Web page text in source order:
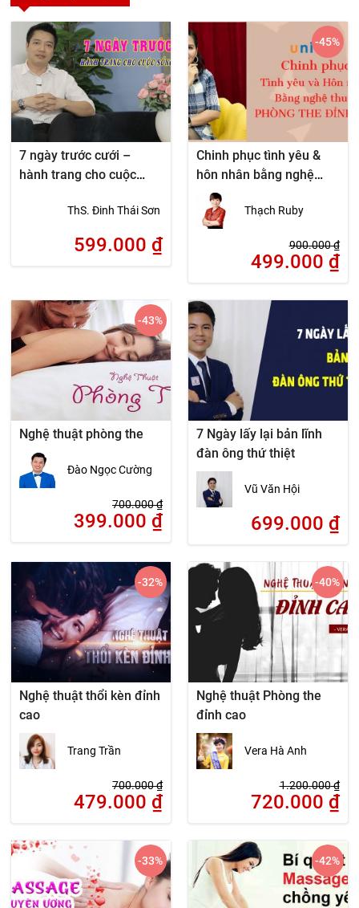
7 ngày trước cưới –
hành trang cho cuộc
ThS. Đinh Thái Sơn
599.000 ₫
Chinh phục tình yêu &
hôn nhân bằng nghệ
thuật phòng the đỉnh
cao
Thạch Ruby
900.000₫
499.000 ₫
-45%
Nghệ thuật phòng the
Đào Ngọc Cường
700.000₫
399.000 ₫
-43%
7 Ngày lấy lại bản lĩnh
đàn ông thứ thiệt
Vũ Văn Hội
699.000 ₫
Nghệ thuật thổi kèn đỉnh
cao
Trang Trần
700.000₫
479.000 ₫
-32%
Nghệ thuật Phòng the
đỉnh cao
Vera Hà Anh
1.200.000₫
720.000 ₫
-40%
-33% -42%